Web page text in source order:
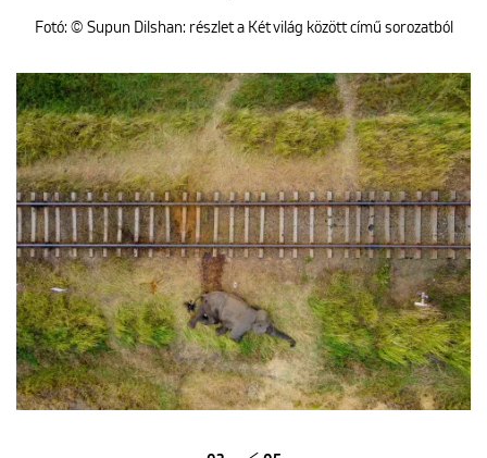
Fotó: © Supun Dilshan: részlet a Két világ között című sorozatból